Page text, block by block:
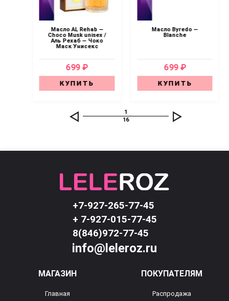
Масло AL Rehab —
Choco Musk unisex /
Аль Рехаб — Чоко
Маск Унисекс
699 ₽
КУПИТЬ
Масло Byredo —
Blanche
699 ₽
КУПИТЬ
1
16
+7-927-265-77-45
+ 7-927-015-77-45
8(846)972-77-45
info@leleroz.ru
МАГАЗИН
Главная
ПОКУПАТЕЛЯМ
Распродажа